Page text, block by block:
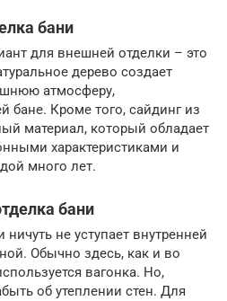
бани
для внешней отделки – это
дерево создает
атмосферу,
бане. Кроме того, сайдинг из
материал, который обладает
характеристиками и
много лет.
бани
не уступает внутренней
Обычно здесь, как и во
вагонка. Но,
об утеплении стен. Для